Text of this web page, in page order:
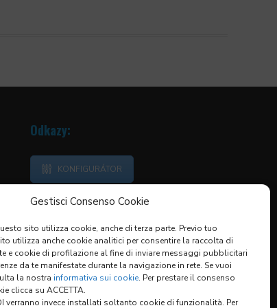
Gestisci Consenso Cookie
sito utilizza cookie, anche di terza parte. Previo tuo
utilizza anche cookie analitici per consentire la raccolta di
e cookie di profilazione al fine di inviare messaggi pubblicitari
da te manifestate durante la navigazione in rete. Se vuoi
la nostra informativa sui cookie. Per prestare il consenso
clicca su ACCETTA.
verranno invece installati soltanto cookie di funzionalità. Per
Odkazy:
KONFIGURÁTOR